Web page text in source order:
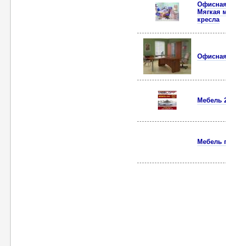
Мягкая
кресла
Мебель
Мебель